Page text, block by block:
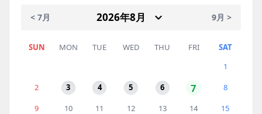
< 7月 9月 >
SUN MON TUE WED THU FRI
SAT
1
2
3 4 5 6 7
8
9
10 11 12 13 14
15